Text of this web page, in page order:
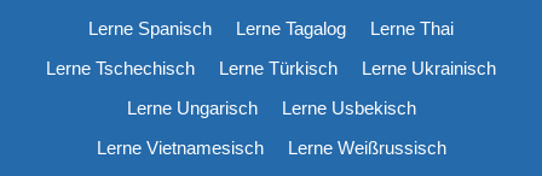
Lerne Spanisch
Lerne Tagalog
Lerne Thai
Lerne Tschechisch
Lerne Türkisch
Lerne Ukrainisch
Lerne Ungarisch
Lerne Usbekisch
Lerne Vietnamesisch
Lerne Weißrussisch